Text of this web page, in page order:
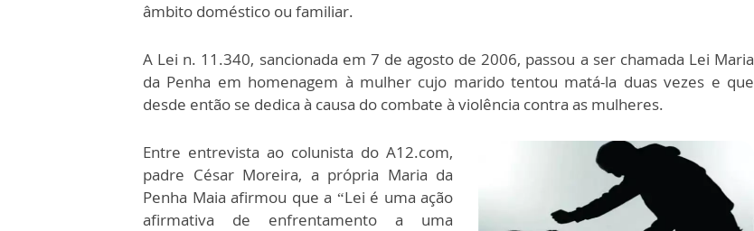
âmbito doméstico ou familiar.
A Lei n. 11.340, sancionada em 7 de agosto de 2006, passou a ser chamada Lei Maria
da Penha em homenagem à mulher cujo marido tentou matá-la duas vezes e que
desde então se dedica à causa do combate à violência contra as mulheres.
Entre entrevista ao colunista do A12.com,
padre César Moreira, a própria Maria da
Penha Maia afirmou que a “Lei é uma ação
afirmativa de enfrentamento a uma